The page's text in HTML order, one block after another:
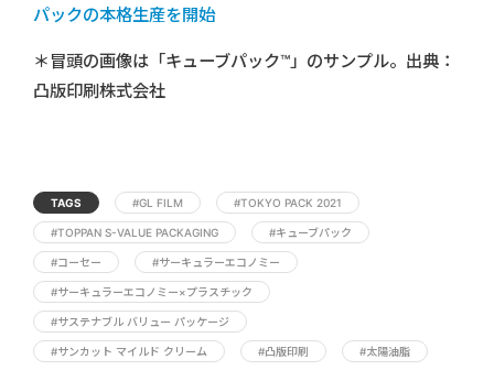
パックの本格生産を開始
＊冒頭の画像は「キューブパック™」のサンプル。出典：
凸版印刷株式会社
TAGS #GL FILM #TOKYO PACK 2021
#TOPPAN S-VALUE PACKAGING #キューブパック
#コーセー #サーキュラーエコノミー
#サーキュラーエコノミー×プラスチック
#サステナブル バリュー パッケージ
#サンカット マイルド クリーム #凸版印刷 #太陽油脂